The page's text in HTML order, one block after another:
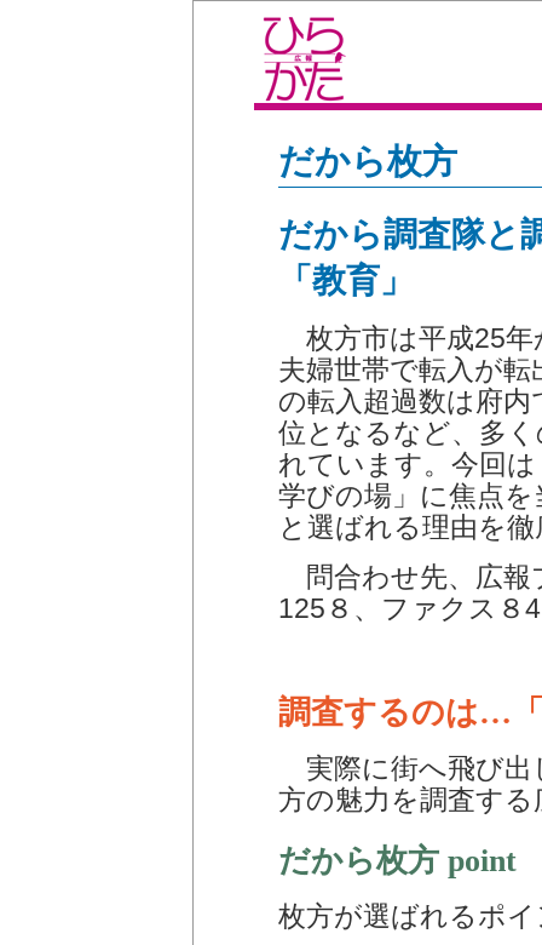
だから枚方
だから調査隊と
「教育」
枚方市は平成25年
夫婦世帯で転入が
の転入超過数は府
位となるなど、多
れています。今回
学びの場」に焦点
と選ばれる理由を
問合わせ先、広
125８、ファクス８
調査するのは…
実際に街へ飛び出
方の魅力を調査す
だから枚方 point
枚方が選ばれるポ